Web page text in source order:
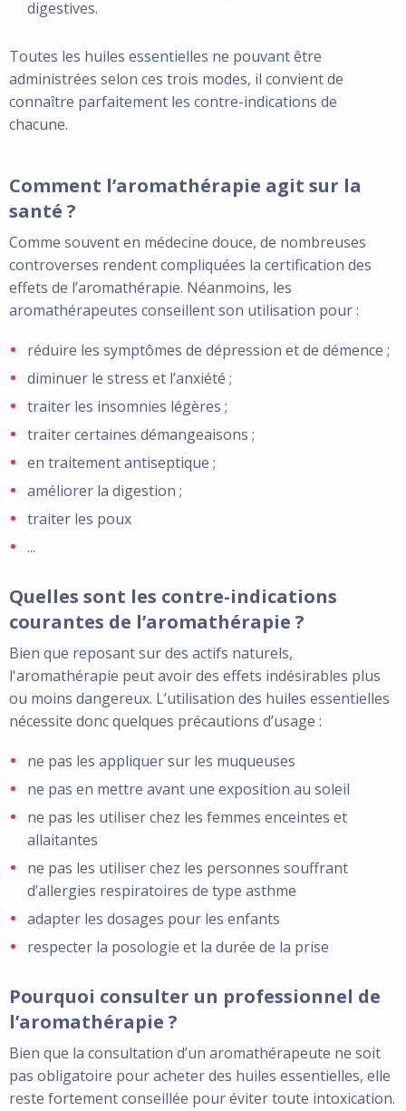
digestives.
Toutes les huiles essentielles ne pouvant être
administrées selon ces trois modes, il convient de
connaître parfaitement les contre-indications de
chacune.
Comment l’aromathérapie agit sur la
santé ?
Comme souvent en médecine douce, de nombreuses
controverses rendent compliquées la certification des
effets de l’aromathérapie. Néanmoins, les
aromathérapeutes conseillent son utilisation pour :
réduire les symptômes de dépression et de démence ;
diminuer le stress et l’anxiété ;
traiter les insomnies légères ;
traiter certaines démangeaisons ;
en traitement antiseptique ;
améliorer la digestion ;
traiter les poux
...
Quelles sont les contre-indications
courantes de l’aromathérapie ?
Bien que reposant sur des actifs naturels,
l'aromathérapie peut avoir des effets indésirables plus
ou moins dangereux. L’utilisation des huiles essentielles
nécessite donc quelques précautions d’usage :
ne pas les appliquer sur les muqueuses
ne pas en mettre avant une exposition au soleil
ne pas les utiliser chez les femmes enceintes et
allaitantes
ne pas les utiliser chez les personnes souffrant
d’allergies respiratoires de type asthme
adapter les dosages pour les enfants
respecter la posologie et la durée de la prise
Pourquoi consulter un professionnel de
l’aromathérapie ?
Bien que la consultation d’un aromathérapeute ne soit
pas obligatoire pour acheter des huiles essentielles, elle
reste fortement conseillée pour éviter toute intoxication.